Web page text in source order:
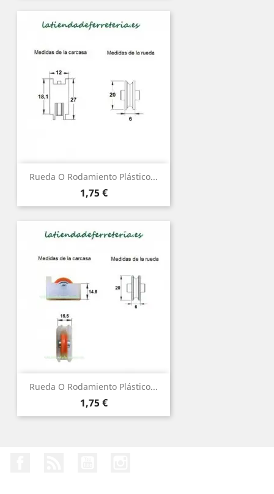
Rueda O Rodamiento Plástico...
Precio
1,75 €
Rueda O Rodamiento Plástico...
Precio
1,75 €